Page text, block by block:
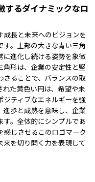
するダイナミックなロ
成長と未来へのビジョンを
す。上部の大きな青い三角
に進化し続ける姿勢を象徴
角形は、企業の安定性と堅
さることで、バランスの取
た黄色い円は、希望や未
ジティブなエネルギーを強
進歩と成熟を意味し、企業
す。全体的にシンプルであ
感じさせるこのロゴマーク
来を切り開く力を表現して